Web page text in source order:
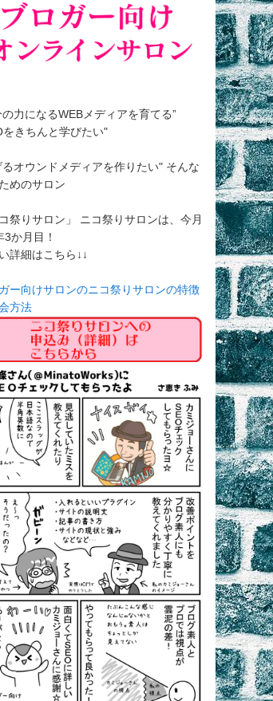
の力になるWEBメディアを育てる”
をきちんと学びたい"
オウンドメディアを作りたい" そんな
めのサロン
コ祭りサロン」 ニコ祭りサロンは、今月
3か月目！
詳細はこちら↓↓
ー向けサロンのニコ祭りサロンの特徴
方法